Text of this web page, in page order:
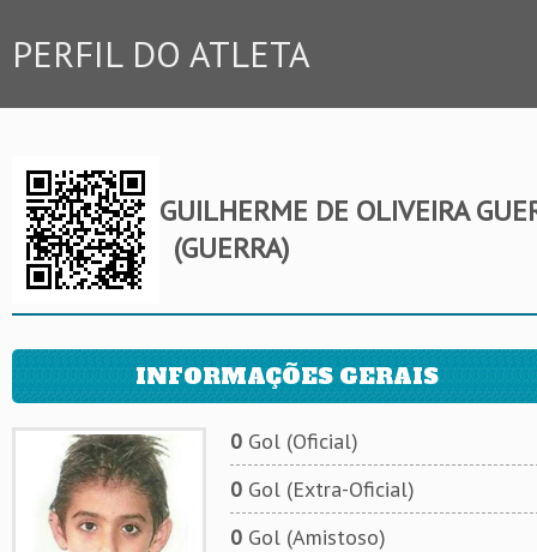
PERFIL DO ATLETA
GUILHERME DE OLIVEIRA
(GUERRA)
INFORMAÇÕES GERAIS
0Gol (Oficial)
0Gol (Extra-Oficial)
0Gol (Amistoso)